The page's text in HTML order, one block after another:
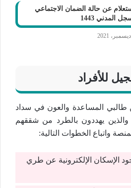
عن حالة الضمان الاجتماعي
المدني 1443
للأفراد
طالبي المساعدة والعون في سداد
والذين يهددون بالطرد من شققهم
واتباع الخطوات التالية:
الإسكان الإلكترونية عن طري